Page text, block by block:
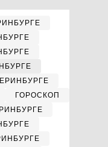
ГОРОСКОП